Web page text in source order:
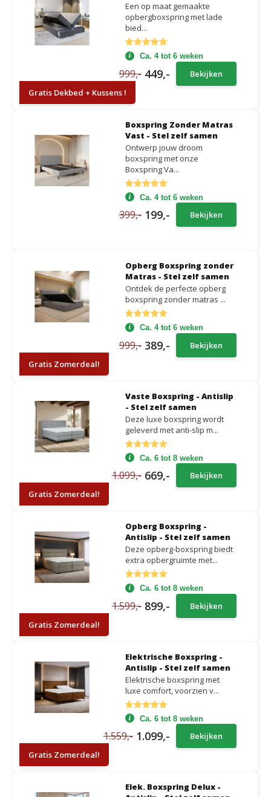
Gratis Dekbed + Kussens !
Een op maat gemaakte
opbergboxspring met lade
bied...
Ca. 4 tot 6 weken
999,- 449,- Bekijken
Boxspring Zonder Matras
Vast - Stel zelf samen
Ontwerp jouw droom
boxspring met onze
Boxspring Va...
Ca. 4 tot 6 weken
399,- 199,- Bekijken
Gratis Zomerdeal!
Opberg Boxspring zonder
Matras - Stel zelf samen
Ontdek de perfecte opberg
boxspring zonder matras ...
Ca. 4 tot 6 weken
999,- 389,- Bekijken
Gratis Zomerdeal!
Vaste Boxspring - Antislip
- Stel zelf samen
Deze luxe boxspring wordt
geleverd met anti-slip m...
Ca. 6 tot 8 weken
1.099,- 669,- Bekijken
Gratis Zomerdeal!
Opberg Boxspring -
Antislip - Stel zelf samen
Deze opberg-boxspring biedt
extra opbergruimte met...
Ca. 6 tot 8 weken
1.599,- 899,- Bekijken
Gratis Zomerdeal!
Elektrische Boxspring -
Antislip - Stel zelf samen
Elektrische boxspring met
luxe comfort, voorzien v...
Ca. 6 tot 8 weken
1.559,- 1.099,- Bekijken
Elek. Boxspring Delux -